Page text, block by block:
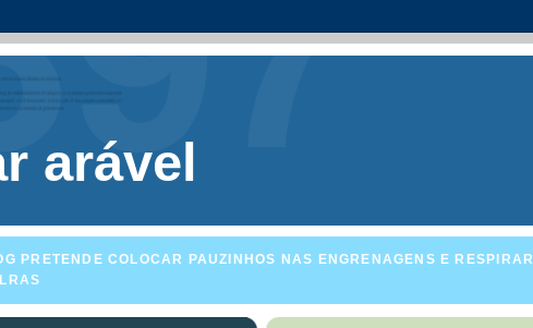
arável
PRETENDE COLOCAR PAUZINHOS NAS ENGRENAGENS E RESPIRAR